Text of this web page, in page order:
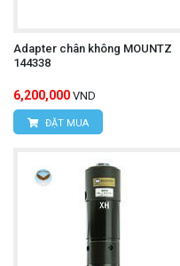
Adapter chân không MOUNTZ
144338
6,200,000 VND
ĐẶT MUA